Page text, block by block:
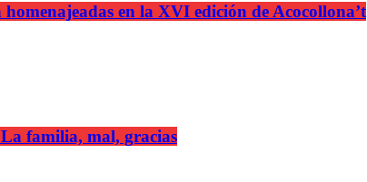
homenajeadas en la XVI edición de Acocollona’t
familia, mal, gracias